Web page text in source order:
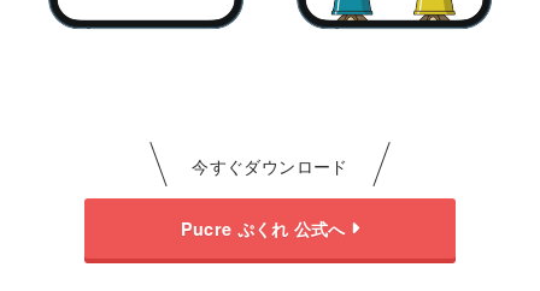
今すぐダウンロード
Pucre ぷくれ 公式へ